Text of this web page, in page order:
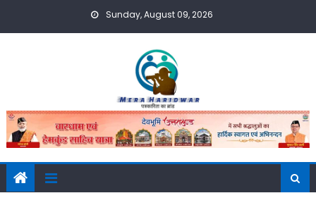
Sunday, August 09, 2026